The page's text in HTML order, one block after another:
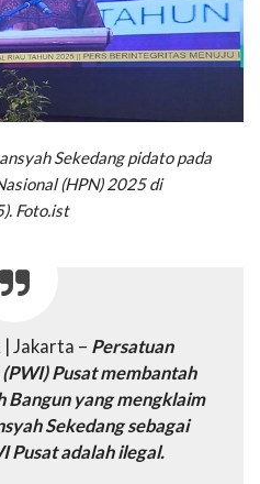
Sekedang pidato pada
(HPN) 2025 di
Foto.ist
| Jakarta – Persatuan
Pusat membantah
Bangun yang mengklaim
Sekedang sebagai
Pusat adalah ilegal.